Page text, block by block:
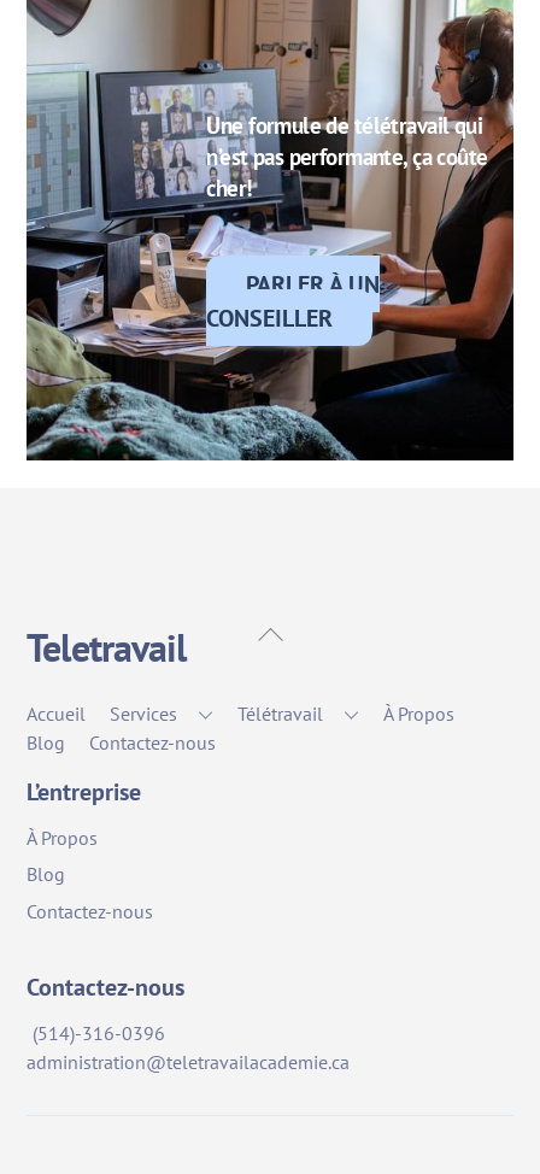
Une formule de télétravail qui
n’est pas performante, ça coûte
cher!
PARLER À UN
CONSEILLER
Back
Teletravail
Accueil Services Télétravail
À Propos
Blog
Contactez-nous
L’entreprise
À Propos
Blog
Contactez-nous
Contactez-nous
(514)-316-0396
administration@teletravailacademie.ca